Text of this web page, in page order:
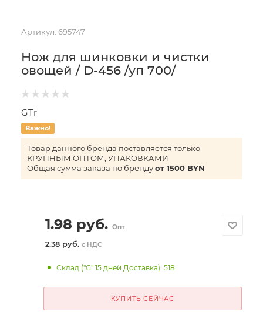
Артикул: 695747
Нож для шинковки и чистки
овощей / D-456 /уп 700/
GTr
Важно!
Товар данного бренда поставляется только
КРУПНЫМ ОПТОМ, УПАКОВКАМИ
Общая сумма заказа по брендуот 1500 BYN
1.98 руб. Опт
2.38 руб. с НДС
Склад ("G" 15 дней Доставка): 518
КУПИТЬ СЕЙЧАС